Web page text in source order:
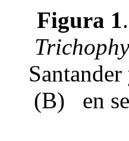
Figura 1
(B) en